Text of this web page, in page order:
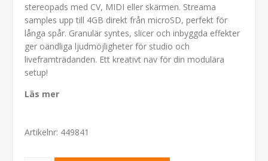
stereopads med CV, MIDI eller skärmen. Streama
samples upp till 4GB direkt från microSD, perfekt för
långa spår. Granulär syntes, slicer och inbyggda effekter
ger oändliga ljudmöjligheter för studio och
liveframträdanden. Ett kreativt nav för din modulära
setup!
Läs mer
Artikelnr: 449841